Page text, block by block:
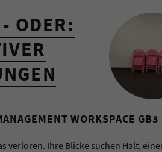
ODER:
WORKSPACE GB3
verloren. Ihre Blicke suchen Halt,